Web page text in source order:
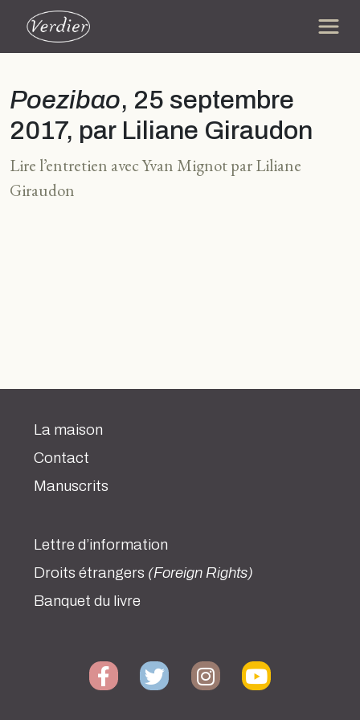
Poezibao, 25 septembre
2017, par Liliane Giraudon
Lire l’entretien avec Yvan Mignot par Liliane
Giraudon
La maison
Contact
Manuscrits
Lettre d’information
Droits étrangers (Foreign Rights)
Banquet du livre